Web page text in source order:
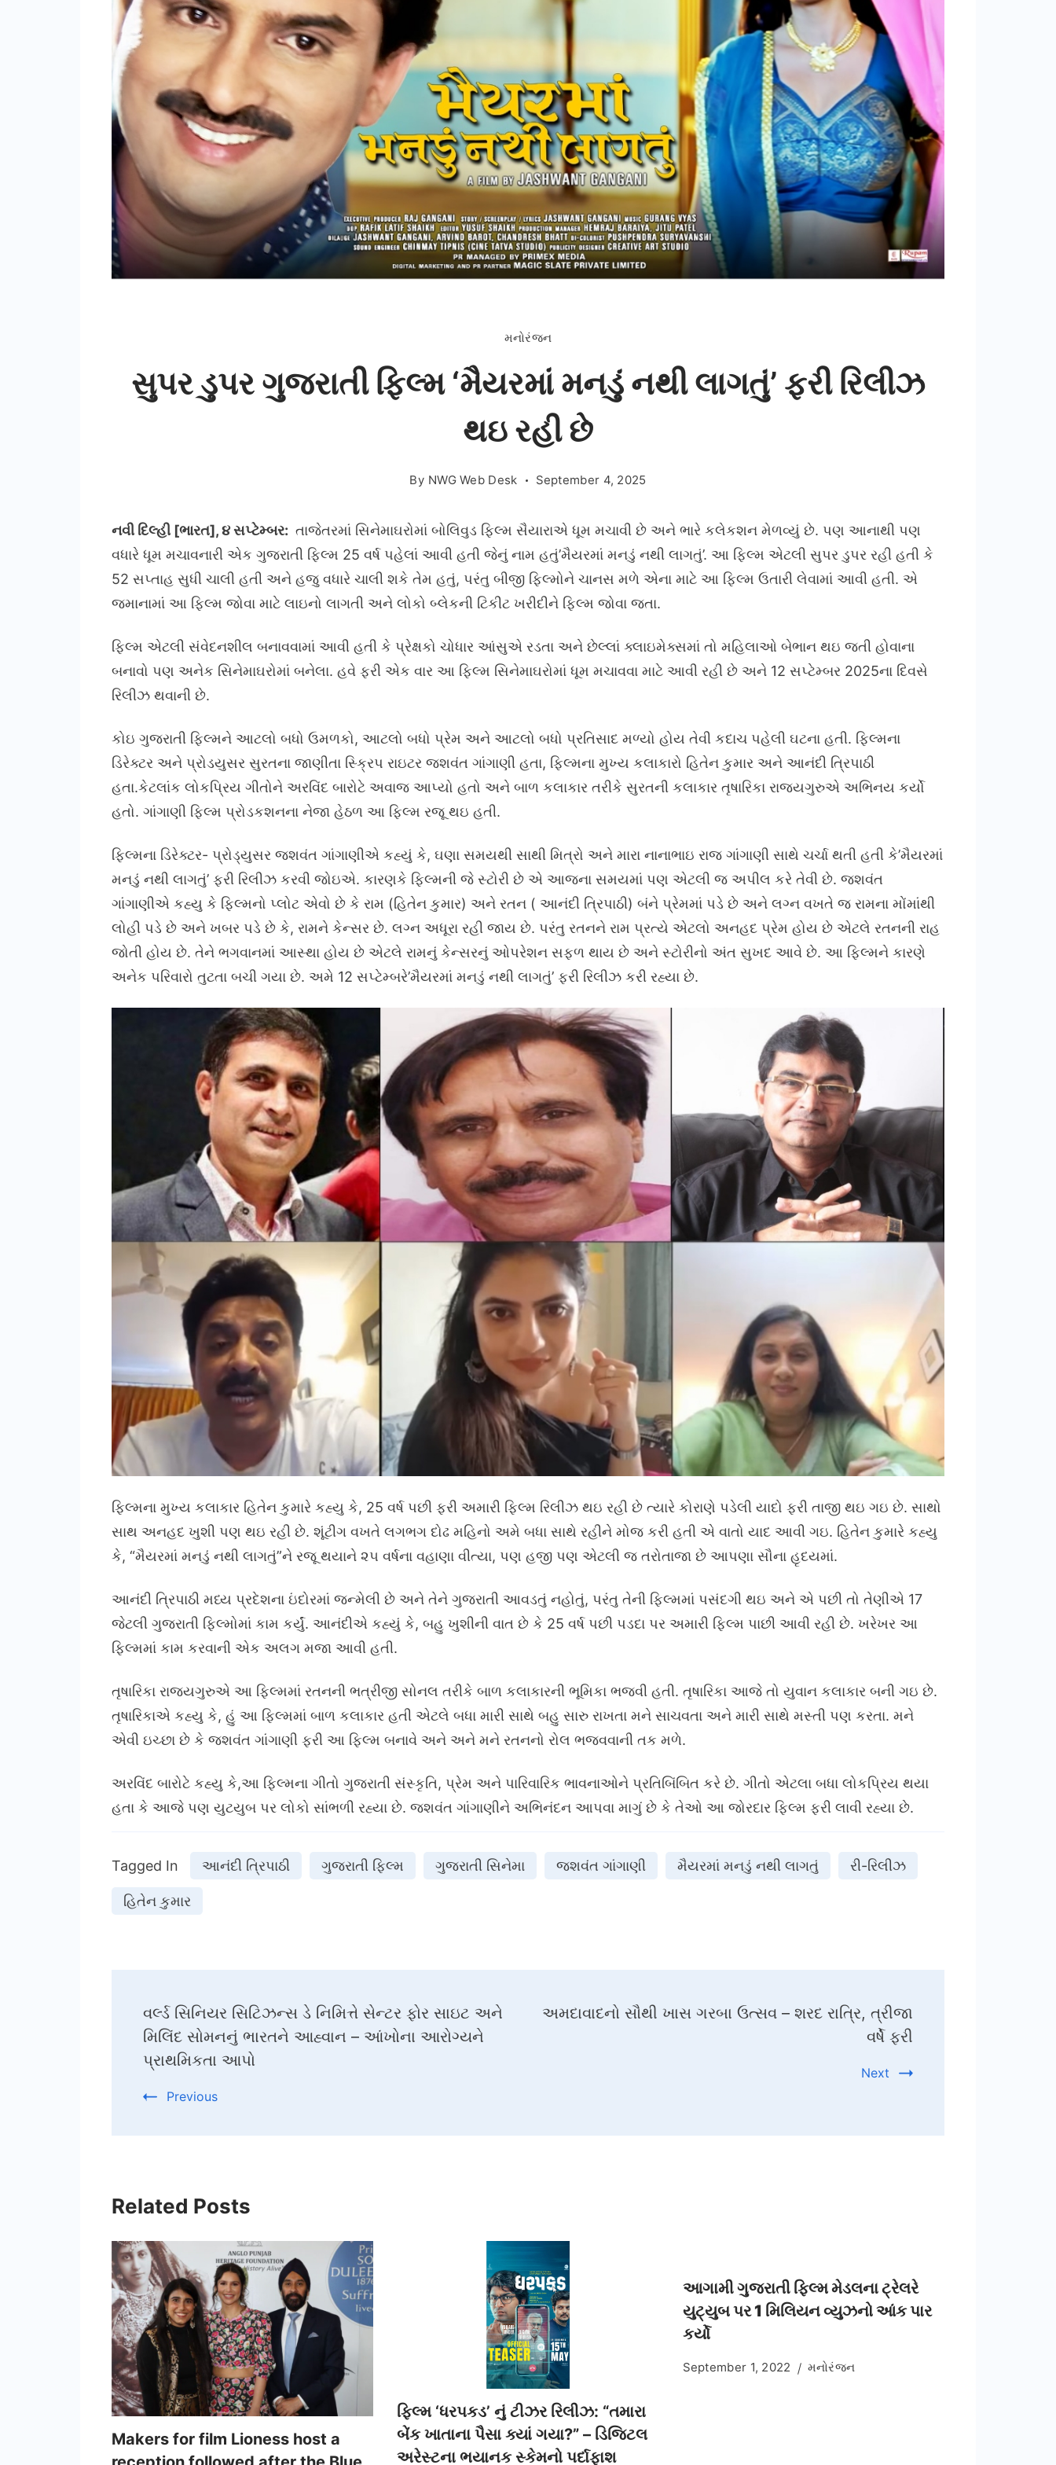
મનોરંજન
સુપર ડુપર ગુજરાતી ફિલ્મ ‘મૈયરમાં મનડું નથી લાગતું’ ફરી રિલીઝ
થઇ રહી છે
By NWG Web Desk September 4, 2025
નવી દિલ્હી [ભારત], ૪ સપ્ટેમ્બર: તાજેતરમાં સિનેમાઘરોમાં બોલિવુડ ફિલ્મ સૈયારાએ ધૂમ મચાવી છે અને ભારે કલેકશન મેળવ્યું છે. પણ આનાથી પણ
વધારે ધૂમ મચાવનારી એક ગુજરાતી ફિલ્મ 25 વર્ષ પહેલાં આવી હતી જેનું નામ હતું’મૈયરમાં મનડું નથી લાગતું’. આ ફિલ્મ એટલી સુપર ડુપર રહી હતી કે
52 સપ્તાહ સુધી ચાલી હતી અને હજુ વધારે ચાલી શકે તેમ હતું, પરંતુ બીજી ફિલ્મોને ચાનસ મળે એના માટે આ ફિલ્મ ઉતારી લેવામાં આવી હતી. એ
જમાનામાં આ ફિલ્મ જોવા માટે લાઇનો લાગતી અને લોકો બ્લેકની ટિકીટ ખરીદીને ફિલ્મ જોવા જતા.
ફિલ્મ એટલી સંવેદનશીલ બનાવવામાં આવી હતી કે પ્રેક્ષકો ચોધાર આંસુએ રડતા અને છેલ્લાં ક્લાઇમેક્સમાં તો મહિલાઓ બેભાન થઇ જતી હોવાના
બનાવો પણ અનેક સિનેમાઘરોમાં બનેલા. હવે ફરી એક વાર આ ફિલ્મ સિનેમાઘરોમાં ધૂમ મચાવવા માટે આવી રહી છે અને 12 સપ્ટેમ્બર 2025ના દિવસે
રિલીઝ થવાની છે.
કોઇ ગુજરાતી ફિલ્મને આટલો બધો ઉમળકો, આટલો બધો પ્રેમ અને આટલો બધો પ્રતિસાદ મળ્યો હોય તેવી કદાચ પહેલી ઘટના હતી. ફિલ્મના
ડિરેક્ટર અને પ્રોડયુસર સુરતના જાણીતા સ્ક્રિપ રાઇટર જશવંત ગાંગાણી હતા, ફિલ્મના મુખ્ય કલાકારો હિતેન કુમાર અને આનંદી ત્રિપાઠી
હતા.કેટલાંક લોકપ્રિય ગીતોને અરવિંદ બારોટે અવાજ આપ્યો હતો અને બાળ કલાકાર તરીકે સુરતની કલાકાર તૃષારિકા રાજ્યગુરુએ અભિનય કર્યો
હતો. ગાંગાણી ફિલ્મ પ્રોડકશનના નેજા હેઠળ આ ફિલ્મ રજૂ થઇ હતી.
ફિલ્મના ડિરેક્ટર- પ્રોડ્યુસર જશવંત ગાંગાણીએ કહ્યું કે, ઘણા સમયથી સાથી મિત્રો અને મારા નાનાભાઇ રાજ ગાંગાણી સાથે ચર્ચા થતી હતી કે’મૈયરમાં
મનડું નથી લાગતું’ ફરી રિલીઝ કરવી જોઇએ. કારણકે ફિલ્મની જે સ્ટોરી છે એ આજના સમયમાં પણ એટલી જ અપીલ કરે તેવી છે. જશવંત
ગાંગાણીએ કહ્યુ કે ફિલ્મનો પ્લોટ એવો છે કે રામ (હિતેન કુમાર) અને રતન ( આનંદી ત્રિપાઠી) બંને પ્રેમમાં પડે છે અને લગ્ન વખતે જ રામના મોંમાંથી
લોહી પડે છે અને ખબર પડે છે કે, રામને કેન્સર છે. લગ્ન અધૂરા રહી જાય છે. પરંતુ રતનને રામ પ્રત્યે એટલો અનહદ પ્રેમ હોય છે એટલે રતનની રાહ
જોતી હોય છે. તેને ભગવાનમાં આસ્થા હોય છે એટલે રામનું કેન્સરનું ઓપરેશન સફળ થાય છે અને સ્ટોરીનો અંત સુખદ આવે છે. આ ફિલ્મને કારણે
અનેક પરિવારો તુટતા બચી ગયા છે. અમે 12 સપ્ટેમ્બરે’મૈયરમાં મનડું નથી લાગતું’ ફરી રિલીઝ કરી રહ્યા છે.
ફિલ્મના મુખ્ય કલાકાર હિતેન કુમારે કહ્યુ કે, 25 વર્ષ પછી ફરી અમારી ફિલ્મ રિલીઝ થઇ રહી છે ત્યારે કોરાણે પડેલી યાદો ફરી તાજી થઇ ગઇ છે. સાથો
સાથ અનહદ ખુશી પણ થઇ રહી છે. શૂંટીગ વખતે લગભગ દોઢ મહિનો અમે બધા સાથે રહીને મોજ કરી હતી એ વાતો યાદ આવી ગઇ. હિતેન કુમારે કહ્યુ
કે, “મૈયરમાં મનડું નથી લાગતું”ને રજૂ થયાને ૨૫ વર્ષના વહાણા વીત્યા, પણ હજી પણ એટલી જ તરોતાજા છે આપણા સૌના હૃદયમાં.
આનંદી ત્રિપાઠી મધ્ય પ્રદેશના ઇંદોરમાં જન્મેલી છે અને તેને ગુજરાતી આવડતું નહોતું, પરંતુ તેની ફિલ્મમાં પસંદગી થઇ અને એ પછી તો તેણીએ 17
જેટલી ગુજરાતી ફિલ્મોમાં કામ કર્યું. આનંદીએ કહ્યું કે, બહુ ખુશીની વાત છે કે 25 વર્ષ પછી પડદા પર અમારી ફિલ્મ પાછી આવી રહી છે. ખરેખર આ
ફિલ્મમાં કામ કરવાની એક અલગ મજા આવી હતી.
તૃષારિકા રાજ્યગુરુએ આ ફિલ્મમાં રતનની ભત્રીજી સોનલ તરીકે બાળ કલાકારની ભૂમિકા ભજવી હતી. તૃષારિકા આજે તો યુવાન કલાકાર બની ગઇ છે.
તૃષારિકાએ કહ્યુ કે, હું આ ફિલ્મમાં બાળ કલાકાર હતી એટલે બધા મારી સાથે બહુ સારુ રાખતા મને સાચવતા અને મારી સાથે મસ્તી પણ કરતા. મને
એવી ઇચ્છા છે કે જશવંત ગાંગાણી ફરી આ ફિલ્મ બનાવે અને અને મને રતનનો રોલ ભજવવાની તક મળે.
અરવિંદ બારોટે કહ્યુ કે,આ ફિલ્મના ગીતો ગુજરાતી સંસ્કૃતિ, પ્રેમ અને પારિવારિક ભાવનાઓને પ્રતિબિંબિત કરે છે. ગીતો એટલા બધા લોકપ્રિય થયા
હતા કે આજે પણ યુટયુબ પર લોકો સાંભળી રહ્યા છે. જશવંત ગાંગાણીને અભિનંદન આપવા માગું છે કે તેઓ આ જોરદાર ફિલ્મ ફરી લાવી રહ્યા છે.
Tagged In આનંદી ત્રિપાઠી ગુજરાતી ફિલ્મ ગુજરાતી સિનેમા જશવંત ગાંગાણી મૈયરમાં મનડું નથી લાગતું રી-રિલીઝ
હિતેન કુમાર
Navigation
વર્લ્ડ સિનિયર સિટિઝન્સ ડે નિમિત્તે સેન્ટર ફોર સાઇટ અને
મિલિંદ સોમનનું ભારતને આહ્વાન – આંખોના આરોગ્યને
પ્રાથમિકતા આપો
Previous
અમદાવાદનો સૌથી ખાસ ગરબા ઉત્સવ – શરદ રાત્રિ, ત્રીજા
વર્ષે ફરી
Next
Related Posts
Makers for film Lioness host a
ફિલ્મ ‘ધરપકડ’ નું ટીઝર રિલીઝ: “તમારા
બેંક ખાતાના પૈસા ક્યાં ગયા?” – ડિજિટલ
અરેસ્ટના ભયાનક સ્કેમનો પર્દાફાશ
આગામી ગુજરાતી ફિલ્મ મેડલના ટ્રેલરે
યુટ્યુબ પર 1 મિલિયન વ્યુઝનો આંક પાર
કર્યો
September 1, 2022 મનોરંજન